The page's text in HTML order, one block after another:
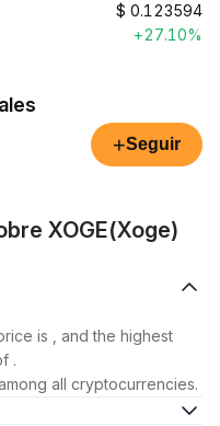
$ 0.123594
+27.10%
+Seguir
XOGE(Xoge)
is , and the highest
.
all cryptocurrencies.